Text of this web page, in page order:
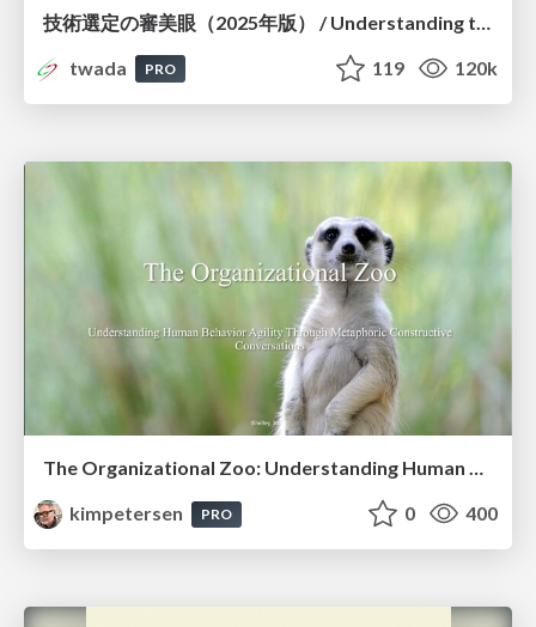
twada
PRO 119 120k
The Organizational Zoo: Understanding Human Behavior Agility Through Metaphoric Constructive Conversations (based on the works of Arthur Shelley, Ph.D)
kimpetersen
PRO 0 400